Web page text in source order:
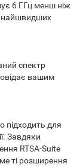
6 ГГц менш ніж
найшвидших
спектр
вашим
підходить для
Завдяки
RTSA-Suite
ті розширення